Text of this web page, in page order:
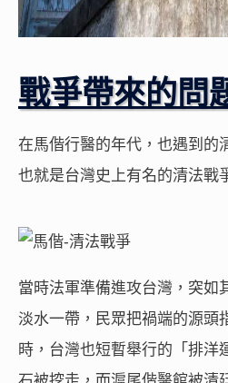
戰爭帶來的問
在馬偕行醫的年代，也遇到的
也就是台灣史上有名的清法戰
當時法軍準備進攻台灣，突如
淡水一帶，民眾把禍端的源頭
時，台灣也短暫舉行的「排洋